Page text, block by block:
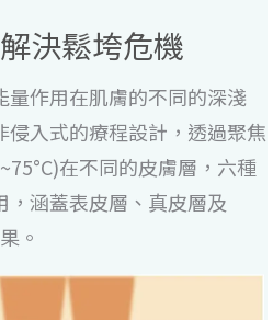
決鬆垮危機
作用在肌膚的不同的深淺
入式的療程設計，透過聚焦
在不同的皮膚層，六種
涵蓋表皮層、真皮層及
。